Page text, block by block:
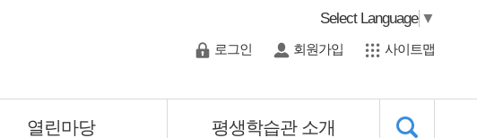
Select Language ▼
로그인 회원가입 사이트맵
열린마당 평생학습관 소개